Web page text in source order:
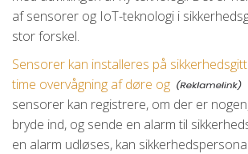
af sensorer og IoT-teknologi i
stor forskel.
Sensorer kan installeres på
time overvågning af døre og
sensorer kan registrere, om der er
bryde ind, og sende en alarm til
en alarm udløses, kan